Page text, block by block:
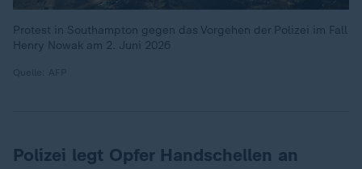
Protest in Southampton gegen das Vorgehen der Polizei im Fall
Henry Nowak am 2. Juni 2026
Polizei legt Opfer Handschellen an